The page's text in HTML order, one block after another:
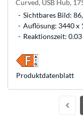
Curved, USB Hub,
Sichtbares Bild:
Auflösung: 3440 x
Reaktionszeit: 0.03
Produkt­datenblatt